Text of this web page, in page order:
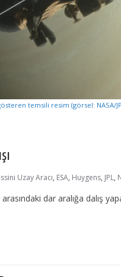
temsili resim (görsel: NASA/
Uzay Aracı, ESA, Huygens, JPL,
dar aralığa dalış